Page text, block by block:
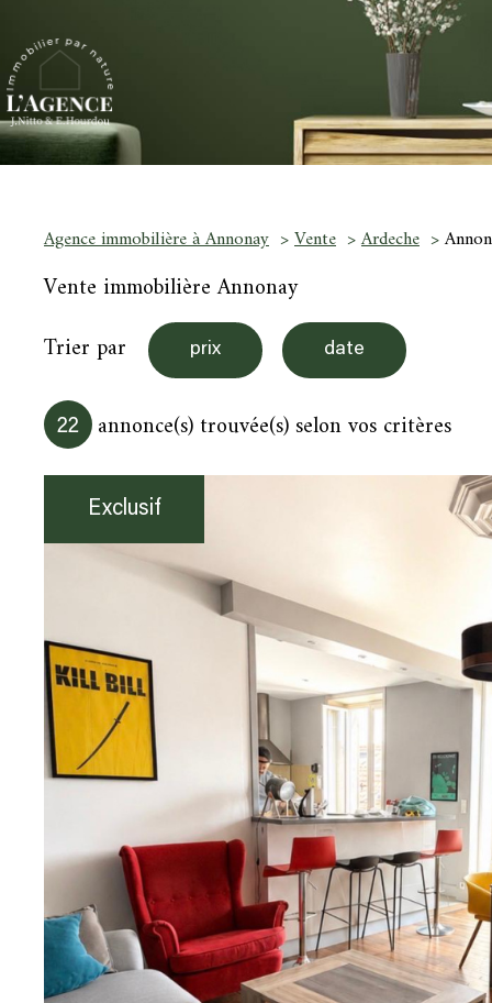
Agence immobilière à Annonay Vente Ardeche
Vente immobilière Annonay
Trier par
prix date
22 annonce(s) trouvée(s) selon vos critères
Exclusif